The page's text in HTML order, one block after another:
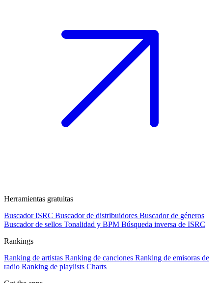
Herramientas gratuitas
Buscador ISRC Buscador de distribuidores Buscador de géneros
Buscador de sellos Tonalidad y BPM Búsqueda inversa de ISRC
Rankings
Ranking de artistas Ranking de canciones Ranking de emisoras de
radio Ranking de playlists Charts